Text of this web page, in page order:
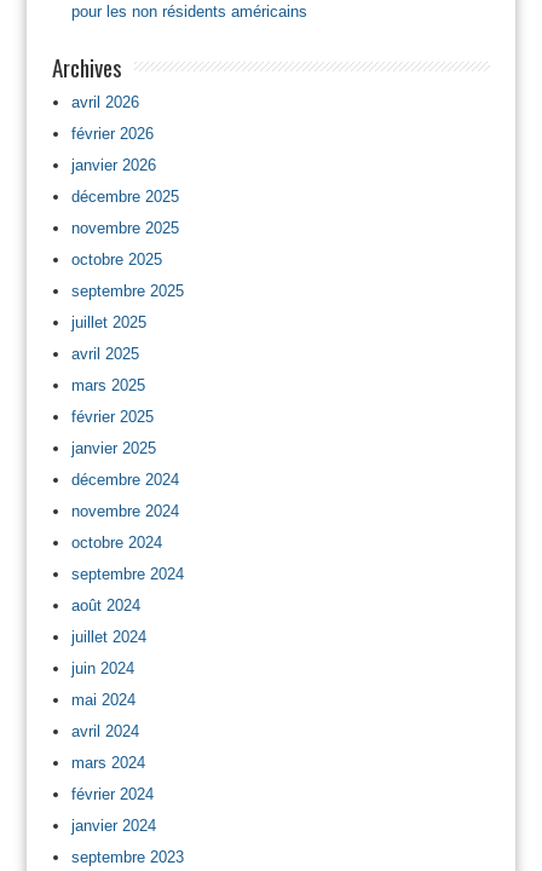
pour les non résidents américains
Archives
avril 2026
février 2026
janvier 2026
décembre 2025
novembre 2025
octobre 2025
septembre 2025
juillet 2025
avril 2025
mars 2025
février 2025
janvier 2025
décembre 2024
novembre 2024
octobre 2024
septembre 2024
août 2024
juillet 2024
juin 2024
mai 2024
avril 2024
mars 2024
février 2024
janvier 2024
septembre 2023